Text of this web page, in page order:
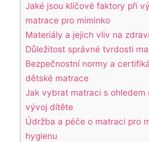
Jaké jsou klíčové faktory při
matrace pro miminko
Materiály a ​jejich vliv na
Důležitost správné ‍tvrdosti
Bezpečnostní normy a
dětské matrace
Jak vybrat matraci s ohledem
vývoj dítěte
Údržba‍ a péče o matraci pro
hygienu